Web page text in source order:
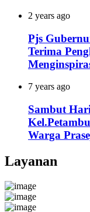
2 years ago
Pjs
Terima
7 years ago
Sambut
Warga
Layanan